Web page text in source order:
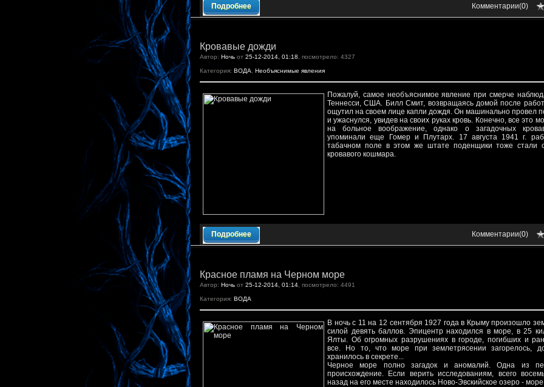
Подробнее Комментарии(0)
Кровавые дожди
Автор: Ночь от 25-12-2014, 01:18 , посмотрело: 4327
Категория: ВОДА Необъяснимые явления
Пожалуй, самое необъяснимое явление при смерче
Теннесси, США. Билл Смит, возвращаясь домой после
ощутил на своем лице капли дождя. Он машинально провел
и ужаснулся, увидев на своих руках кровь. Конечно, все это
на больное воображение, однако о загадочных
упоминали еще Гомер и Плутарх. 17 августа 1941 г.
табачном поле в этом же штате поденщики тоже стали
кровавого кошмара.
Подробнее Комментарии(0)
Красное пламя на Черном море
Автор: Ночь от 25-12-2014, 01:14 , посмотрело: 4491
Категория: ВОДА
В ночь с 11 на 12 сентября 1927 года в Крыму произошло
силой девять баллов. Эпицентр находился в море, в 25
Ялты. Об огромных разрушениях в городе, погибших и
все. Но то, что море при землетрясении загорелось,
хранилось в секрете...
Черное море полно загадок и аномалий. Одна из
происхождение. Если верить исследованиям, всего
назад на его месте находилось Ново-Эвскийское озеро -